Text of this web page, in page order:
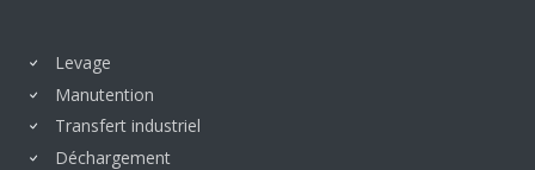
Levage
Manutention
Transfert industriel
Déchargement